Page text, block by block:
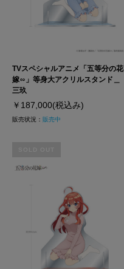
TVスペシャルアニメ「五等分の花
嫁∽」等身大アクリルスタンド＿
三玖
￥187,000(税込み)
販売状況： 販売中